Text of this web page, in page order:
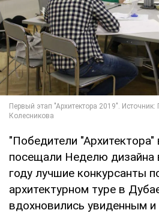
"Победители "Архитектора"
посещали Неделю дизайна
году лучшие конкурсанты
архитектурном туре в
вдохновились увиденным